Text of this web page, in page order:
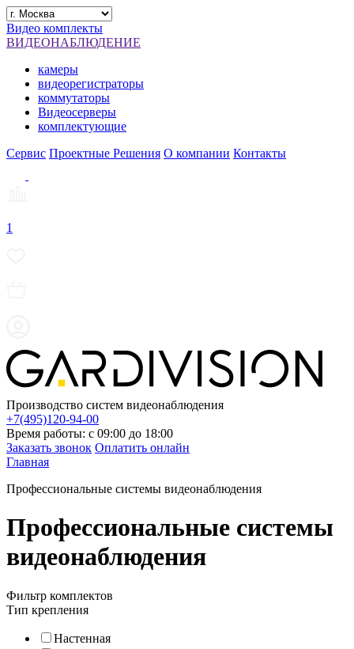
Видео комплекты
ВИДЕОНАБЛЮДЕНИЕ
камеры
видеорегистраторы
коммутаторы
Видеосерверы
комплектующие
Сервис Проектные Решения О компании Контакты
1
Производство систем видеонаблюдения
+7(495)120-94-00
Время работы: с 09:00 до 18:00
Заказать звонок Оплатить онлайн
Главная
Профессиональные системы видеонаблюдения
Профессиональные системы
видеонаблюдения
Фильтр комплектов
Тип крепления
Настенная